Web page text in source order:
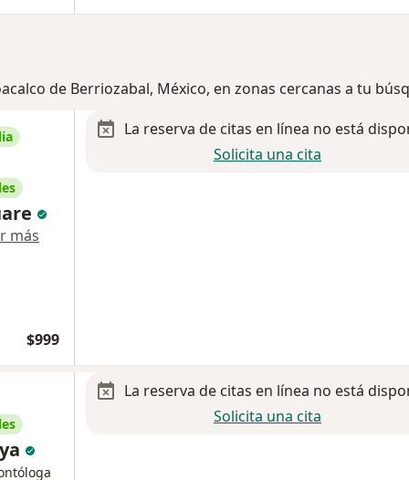
de Berriozabal, México, en zonas cercanas a tu
más
$999
La reserva de citas en línea no está
Solicita una cita
La reserva de citas en línea no está
Solicita una cita